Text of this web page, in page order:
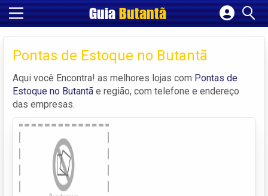
GuiaButantã
Cadastrar empresa
Criar conta
Pontas de Estoque no Butantã
Aqui você Encontra! as melhores lojas com Pontas de
Estoque no Butantã e região, com telefone e endereço
das empresas.